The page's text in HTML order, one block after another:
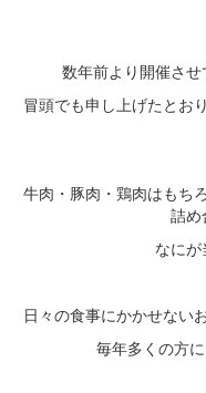
数年前より開催させ
冒頭でも申し上げたとお
牛肉・豚肉・鶏肉はもち
詰め
なにが
日々の食事にかかせない
毎年多くの方